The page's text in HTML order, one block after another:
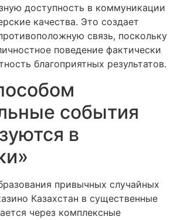
доступность в коммуникации
качества. Это создает
связь, поскольку
поведение фактически
благоприятных результатов.
события
в
привычных случайных
Казахстан в существенные
через комплексные